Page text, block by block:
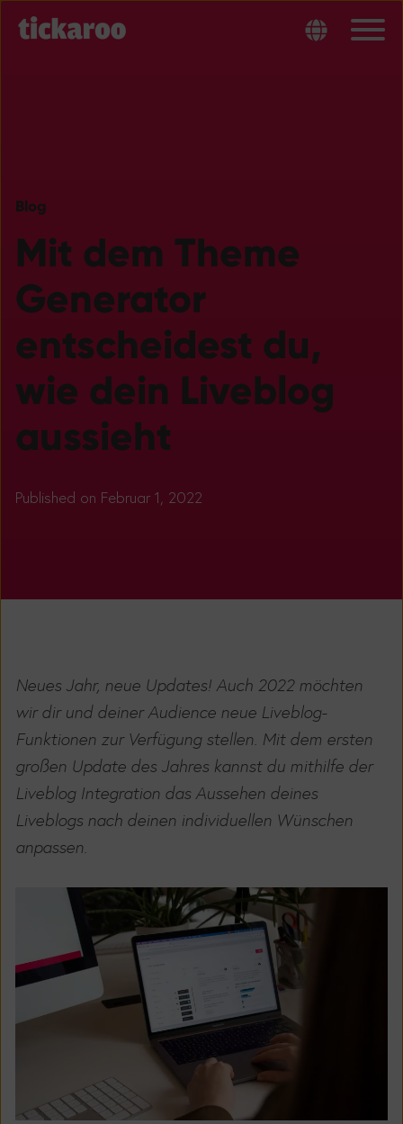
Blog
Mit dem Theme
Generator
entscheidest du,
wie dein Liveblog
aussieht
Published on Februar 1, 2022
Neues Jahr, neue Updates! Auch 2022 möchten
wir dir und deiner Audience neue Liveblog-
Funktionen zur Verfügung stellen. Mit dem ersten
großen Update des Jahres kannst du mithilfe der
Liveblog Integration das Aussehen deines
Liveblogs nach deinen individuellen Wünschen
anpassen.